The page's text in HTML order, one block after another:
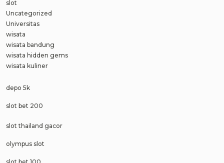
slot
Uncategorized
Universitas
wisata
wisata bandung
wisata hidden gems
wisata kuliner
depo 5k
slot bet 200
slot thailand gacor
olympus slot